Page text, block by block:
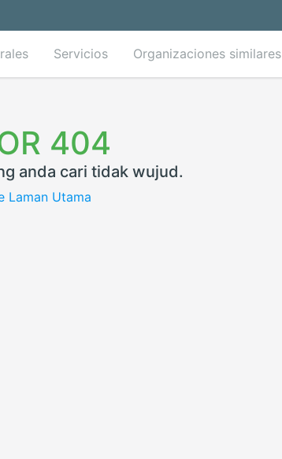
Servicios Organizaciones similares
404
anda cari tidak wujud.
Laman Utama